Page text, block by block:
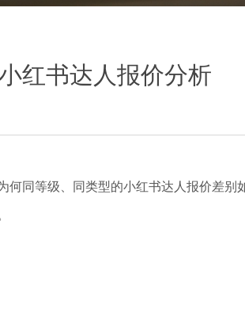
红书达人报价分析
同等级、同类型的小红书达人报价差